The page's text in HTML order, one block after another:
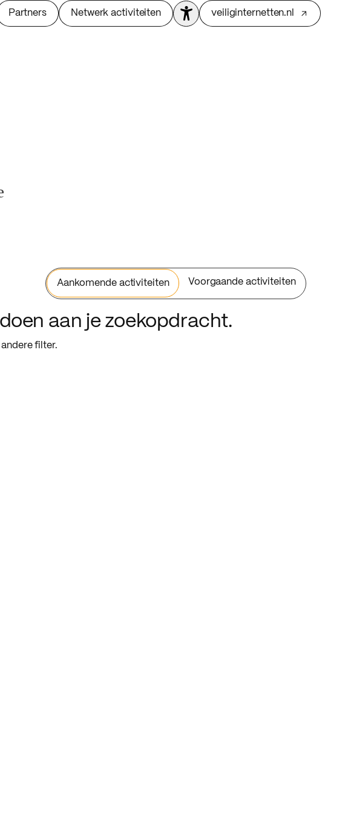
Partners Netwerk activiteiten veiliginternetten.nl
Aankomende activiteiten Voorgaande activiteiten
aan je zoekopdracht.
filter.